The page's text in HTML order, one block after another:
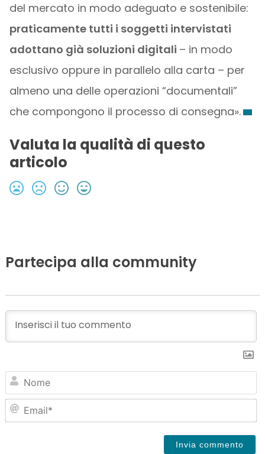
del mercato in modo adeguato e sostenibile:
praticamente tutti i soggetti intervistati
adottano già soluzioni digitali – in modo
esclusivo oppure in parallelo alla carta – per
almeno una delle operazioni “documentali”
che compongono il processo di consegna».
Valuta la qualità di questo
articolo
Partecipa alla community